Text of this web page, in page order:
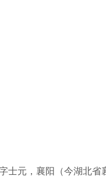
元，襄阳（今湖北省